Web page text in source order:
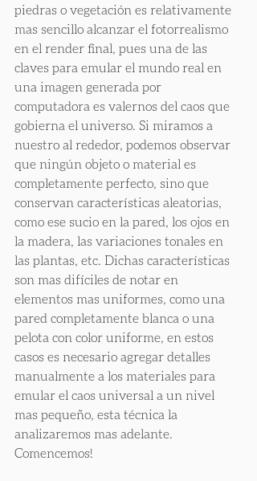
piedras o vegetación es relativamente
mas sencillo alcanzar el fotorrealismo
en el render final, pues una de las
claves para emular el mundo real en
una imagen generada por
computadora es valernos del caos que
gobierna el universo. Si miramos a
nuestro al rededor, podemos observar
que ningún objeto o material es
completamente perfecto, sino que
conservan características aleatorias,
como ese sucio en la pared, los ojos en
la madera, las variaciones tonales en
las plantas, etc. Dichas características
son mas difíciles de notar en
elementos mas uniformes, como una
pared completamente blanca o una
pelota con color uniforme, en estos
casos es necesario agregar detalles
manualmente a los materiales para
emular el caos universal a un nivel
mas pequeño, esta técnica la
analizaremos mas adelante.
Comencemos!